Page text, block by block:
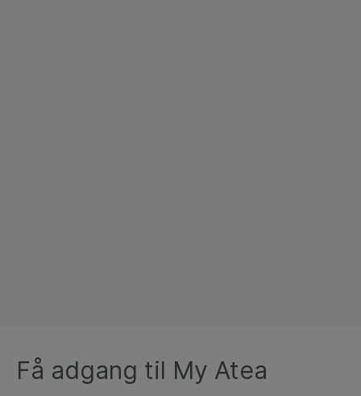
Få adgang til My Atea